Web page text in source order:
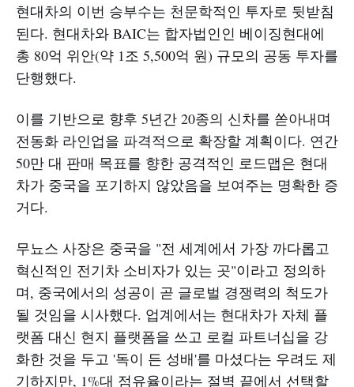
현대차의 이번 승부수는 천문학적인 투자로 뒷받침
된다. 현대차와 BAIC는 합자법인인 베이징현대에
총 80억 위안(약 1조 5,500억 원) 규모의 공동 투자를
단행했다.
이를 기반으로 향후 5년간 20종의 신차를 쏟아내며
전동화 라인업을 파격적으로 확장할 계획이다. 연간
50만 대 판매 목표를 향한 공격적인 로드맵은 현대
차가 중국을 포기하지 않았음을 보여주는 명확한 증
거다.
무뇨스 사장은 중국을 "전 세계에서 가장 까다롭고
혁신적인 전기차 소비자가 있는 곳"이라고 정의하
며, 중국에서의 성공이 곧 글로벌 경쟁력의 척도가
될 것임을 시사했다. 업계에서는 현대차가 자체 플
랫폼 대신 현지 플랫폼을 쓰고 로컬 파트너십을 강
화한 것을 두고 '독이 든 성배'를 마셨다는 우려도 제
기하지만, 1%대 점유율이라는 절벽 끝에서 선택할